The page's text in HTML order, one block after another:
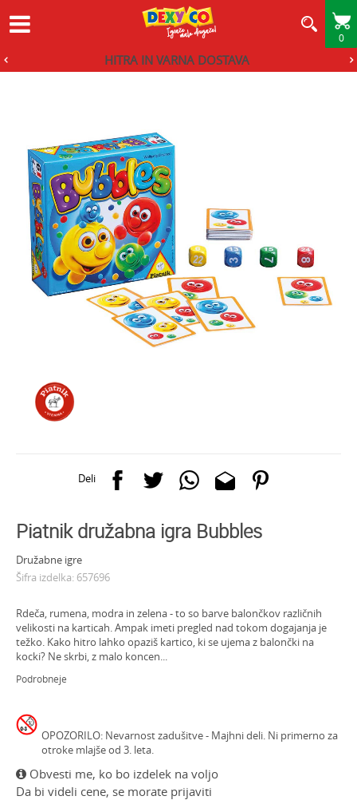
0
HITRA IN VARNA DOSTAVA
Deli
Piatnik družabna igra Bubbles
Družabne igre
Šifra izdelka: 657696
Rdeča, rumena, modra in zelena - to so barve balončkov različnih
velikosti na karticah. Ampak imeti pregled nad tokom dogajanja je
težko. Kako hitro lahko opaziš kartico, ki se ujema z balončki na
kocki? Ne skrbi, z malo koncen...
Podrobneje
OPOZORILO: Nevarnost zadušitve - Majhni deli. Ni primerno za
otroke mlajše od 3. leta.
Obvesti me, ko bo izdelek na voljo
Da bi videli cene, se morate prijaviti